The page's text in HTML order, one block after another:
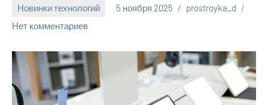
Новинки технологий 5 ноября 2025
prostroyka_d
Нет комментариев